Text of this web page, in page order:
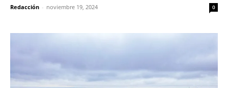
Redacción - noviembre 19, 2024 0